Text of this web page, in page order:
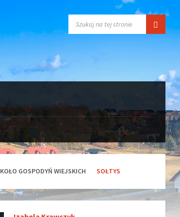
KOŁO GOSPODYŃ WIEJSKICH SOŁTYS